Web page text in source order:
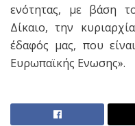
ενότητας, με βάση
Δίκαιο, την
έδαφός μας, που
Ευρωπαϊκής Ενωσης».